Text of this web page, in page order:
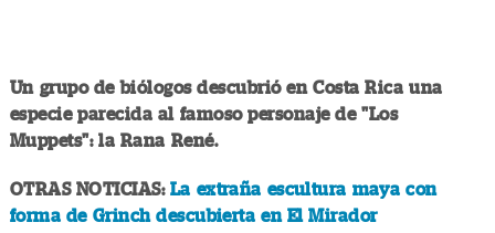
Un grupo de biólogos descubrió en Costa Rica una
especie parecida al famoso personaje de "Los
Muppets": la Rana René.
OTRAS NOTICIAS: La extraña escultura maya con
forma de Grinch descubierta en El Mirador